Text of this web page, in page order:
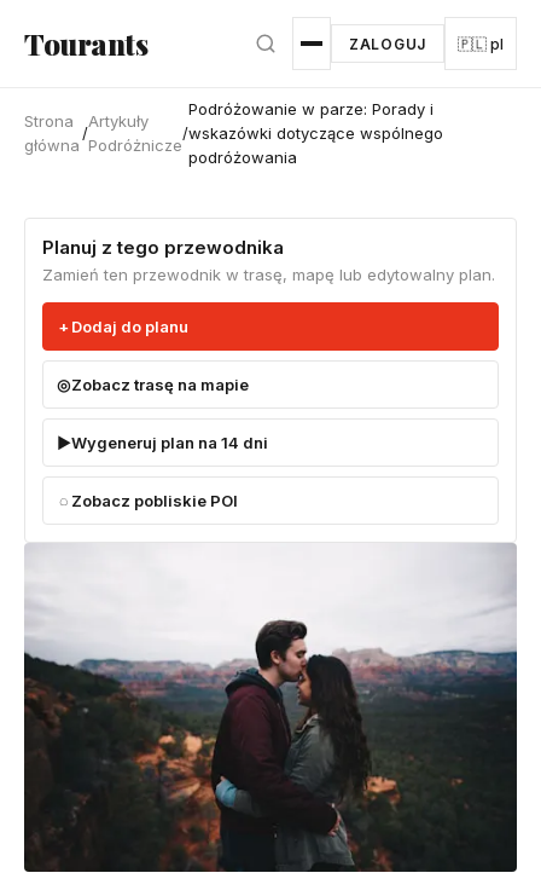
Tourants ZALOGUJ 🇵🇱 pl
Strona
główna
/
Artykuły
Podróżnicze
/
Podróżowanie w parze: Porady i
wskazówki dotyczące wspólnego
podróżowania
Planuj z tego przewodnika
Zamień ten przewodnik w trasę, mapę lub edytowalny plan.
Dodaj do planu
Zobacz trasę na mapie
Wygeneruj plan na 14 dni
Zobacz pobliskie POI